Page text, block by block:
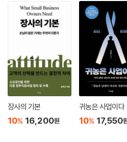
장사의 기본
10% 16,200원
귀농은 사업이다
10% 17,550